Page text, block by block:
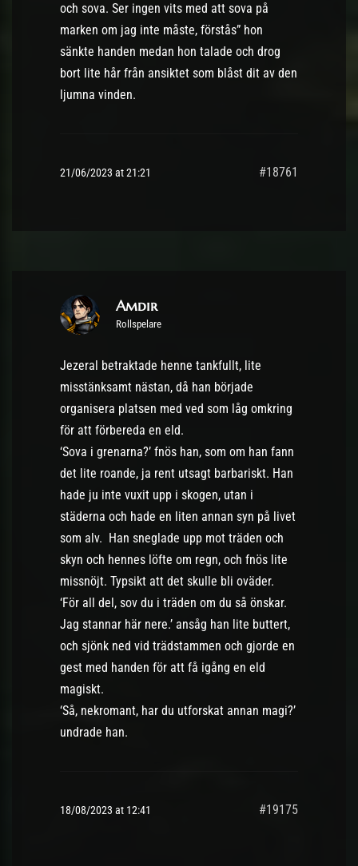
och sova. Ser ingen vits med att sova på
marken om jag inte måste, förstås” hon
sänkte handen medan hon talade och drog
bort lite hår från ansiktet som blåst dit av den
ljumna vinden.
21/06/2023 at 21:21 #18761
Amdir
Rollspelare
Jezeral betraktade henne tankfullt, lite
misstänksamt nästan, då han började
organisera platsen med ved som låg omkring
för att förbereda en eld.
‘Sova i grenarna?’ fnös han, som om han fann
det lite roande, ja rent utsagt barbariskt. Han
hade ju inte vuxit upp i skogen, utan i
städerna och hade en liten annan syn på livet
som alv. Han sneglade upp mot träden och
skyn och hennes löfte om regn, och fnös lite
missnöjt. Typsikt att det skulle bli oväder.
‘För all del, sov du i träden om du så önskar.
Jag stannar här nere.’ ansåg han lite buttert,
och sjönk ned vid trädstammen och gjorde en
gest med handen för att få igång en eld
magiskt.
‘Så, nekromant, har du utforskat annan magi?’
undrade han.
18/08/2023 at 12:41 #19175